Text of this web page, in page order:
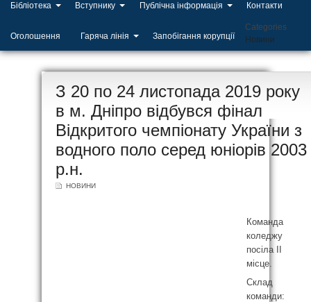
Бібліотека Вступнику Публічна інформація Контакти
Оголошення Гаряча лінія Запобігання корупції
Categories
Новини
20
З 20 по 24 листопада 2019 року
в м. Дніпро відбувся фінал
Відкритого чемпіонату України з
водного поло серед юніорів 2003
р.н.
НОВИНИ
Команда
коледжу
посіла ІІ
місце.
Склад
команди: